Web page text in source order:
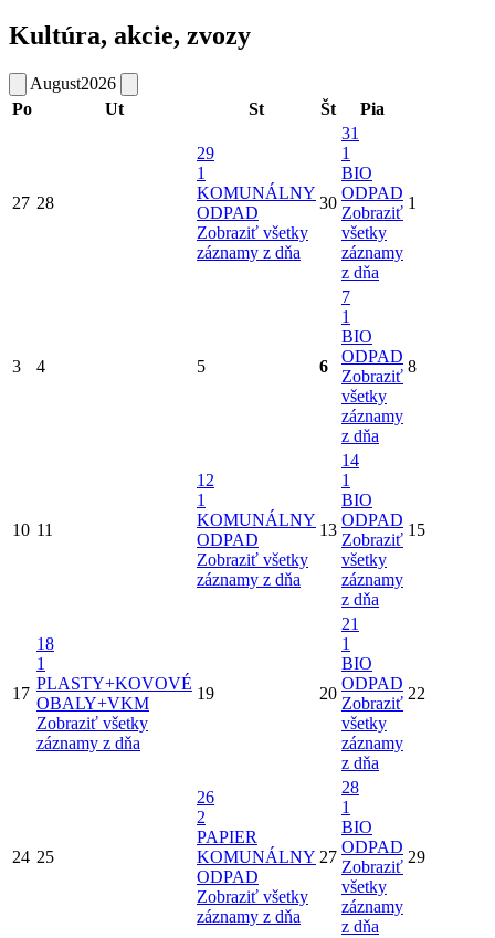
Kultúra, akcie, zvozy
August2026
Po
Ut St Št Pia
27 28
29
1
KOMUNÁLNY
ODPAD
Zobraziť všetky
záznamy z dňa
30
31
1
BIO
ODPAD
Zobraziť
všetky
záznamy
z dňa
1
3 4 5 6
7
1
BIO
ODPAD
Zobraziť
všetky
záznamy
z dňa
8
10 11
12
1
KOMUNÁLNY
ODPAD
Zobraziť všetky
záznamy z dňa
13
14
1
BIO
ODPAD
Zobraziť
všetky
záznamy
z dňa
15
17
18
1
PLASTY+KOVOVÉ
OBALY+VKM
Zobraziť všetky
záznamy z dňa
19 20
21
1
BIO
ODPAD
Zobraziť
všetky
záznamy
z dňa
22
24 25
26
2
PAPIER
KOMUNÁLNY
ODPAD
Zobraziť všetky
záznamy z dňa
27
28
1
BIO
ODPAD
Zobraziť
všetky
záznamy
z dňa
29